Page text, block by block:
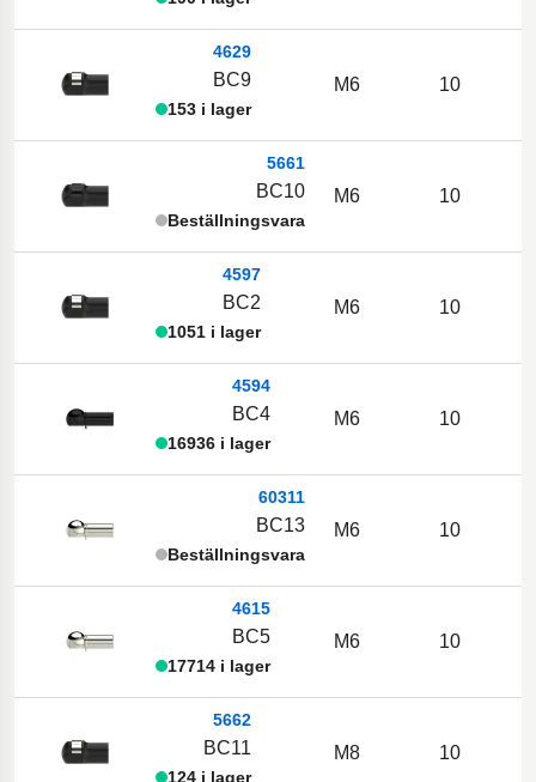
4629
BC9
153 i lager
M6 10
5661
BC10
Beställningsvara
M6 10
4597
BC2
1051 i lager
M6 10
4594
BC4
16936 i lager
M6 10
60311
BC13
Beställningsvara
M6 10
4615
BC5
17714 i lager
M6 10
5662
BC11
124 i lager
M8 10